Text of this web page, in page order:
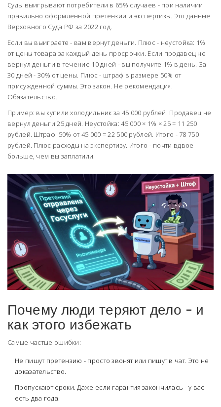
Суды выигрывают потребители в 65% случаев - при наличии
правильно оформленной претензии и экспертизы. Это данные
Верховного Суда РФ за 2022 год.
Если вы выиграете - вам вернут деньги. Плюс - неустойка: 1%
от цены товара за каждый день просрочки. Если продавец не
вернул деньги в течение 10 дней - вы получите 1% в день. За
30 дней - 30% от цены. Плюс - штраф в размере 50% от
присужденной суммы. Это закон. Не рекомендация.
Обязательство.
Пример: вы купили холодильник за 45 000 рублей. Продавец не
вернул деньги 25 дней. Неустойка: 45 000 × 1% × 25 = 11 250
рублей. Штраф: 50% от 45 000 = 22 500 рублей. Итого - 78 750
рублей. Плюс расходы на экспертизу. Итого - почти вдвое
больше, чем вы заплатили.
Почему люди теряют дело - и
как этого избежать
Самые частые ошибки:
Не пишут претензию - просто звонят или пишут в чат. Это не
доказательство.
Пропускают сроки. Даже если гарантия закончилась - у вас
есть два года.